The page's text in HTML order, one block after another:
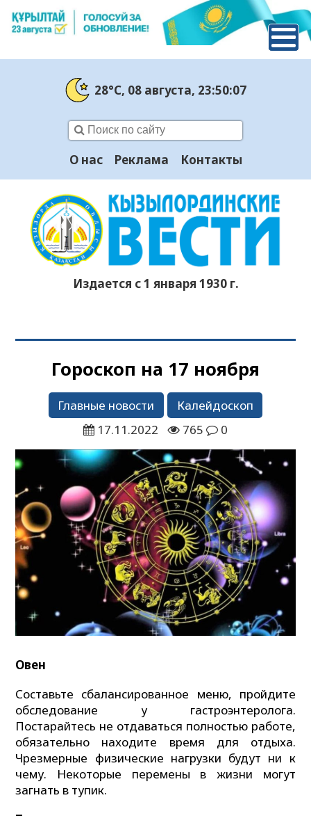
28°C, 08 августа, 23:50:08
О нас Реклама Контакты
Издается с 1 января 1930 г.
Гороскоп на 17 ноября
Главные новости
Калейдоскоп
17.11.2022
765 0
Овен
Составьте сбалансированное меню, пройдите
обследование у гастроэнтеролога.
Постарайтесь не отдаваться полностью работе,
обязательно находите время для отдыха.
Чрезмерные физические нагрузки будут ни к
чему. Некоторые перемены в жизни могут
загнать в тупик.